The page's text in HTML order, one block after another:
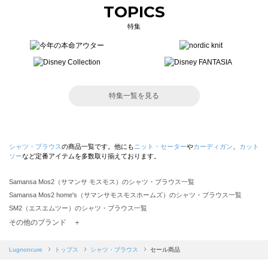
TOPICS
特集
特集一覧を見る
シャツ・ブラウスの商品一覧です。他にも ニット・セーターやカーディガン
カット
ソーなど定番アイテムを多数取り揃えております。
Samansa Mos2（サマンサ モスモス）のシャツ・ブラウス一覧
Samansa Mos2 home's（サマンサモスモスホームズ）のシャツ・ブラウス一覧
SM2（エスエムツー）のシャツ・ブラウス一覧
Samansa Mos2 blue（サマンサモスモス ブルー）のシャツ・ブラウス一覧
その他のブランド ＋
Lugnoncure トップス シャツ・ブラウス セール商品